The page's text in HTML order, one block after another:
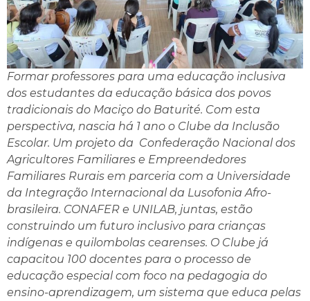
Formar professores para uma educação inclusiva
dos estudantes da educação básica dos povos
tradicionais do Maciço do Baturité. Com esta
perspectiva, nascia há 1 ano o Clube da Inclusão
Escolar. Um projeto da Confederação Nacional dos
Agricultores Familiares e Empreendedores
Familiares Rurais em parceria com a Universidade
da Integração Internacional da Lusofonia Afro-
brasileira. CONAFER e UNILAB, juntas, estão
construindo um futuro inclusivo para crianças
indígenas e quilombolas cearenses. O Clube já
capacitou 100 docentes para o processo de
educação especial com foco na pedagogia do
ensino-aprendizagem, um sistema que educa pelas